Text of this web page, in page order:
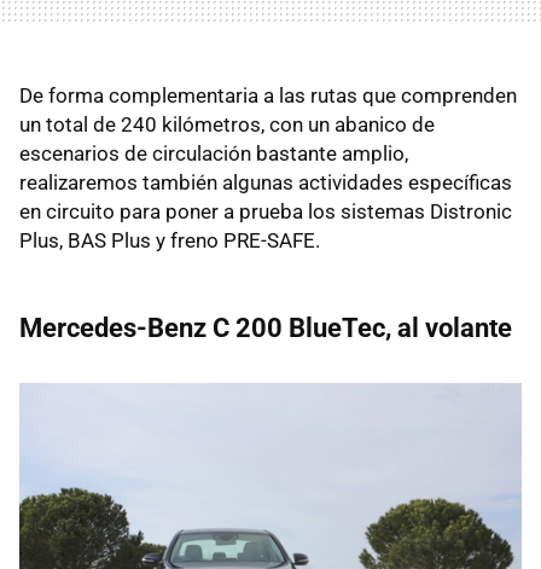
De forma complementaria a las rutas que comprenden
un total de 240 kilómetros, con un abanico de
escenarios de circulación bastante amplio,
realizaremos también algunas actividades específicas
en circuito para poner a prueba los sistemas Distronic
Plus, BAS Plus y freno PRE-SAFE.
Mercedes-Benz C 200 BlueTec, al volante